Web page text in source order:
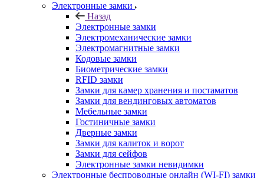
Электронные замки
Назад
Электронные замки
Электромеханические замки
Электромагнитные замки
Кодовые замки
Биометрические замки
RFID замки
Замки для камер хранения и постаматов
Замки для вендинговых автоматов
Мебельные замки
Гостиничные замки
Дверные замки
Замки для калиток и ворот
Замки для сейфов
Электронные замки невидимки
Электронные беспроводные онлайн (WI-FI) замки